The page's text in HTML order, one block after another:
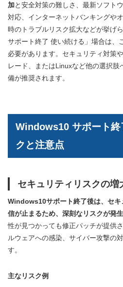
加と安全対策の難しさ、最新ソフト
対応、インターネットバンキングや
時のトラブルリスク拡大などが挙げ
サポート終了 使い続ける」場合は、
必要があります。セキュリティ対策
レード、またはLinuxなど他の選択
備が推奨されます。
Windows10 サポート終
クと注意点
セキュリティリスクの増
Windows10サポート終了後は、セキ
信が止まるため、深刻なリスクが発生
性が見つかっても修正パッチが提供
ルウェアへの感染、サイバー攻撃の
す。
主なリスク例